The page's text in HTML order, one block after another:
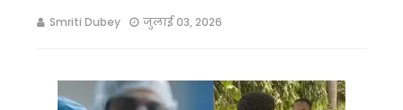
Smriti Dubey जुलाई 03, 2026